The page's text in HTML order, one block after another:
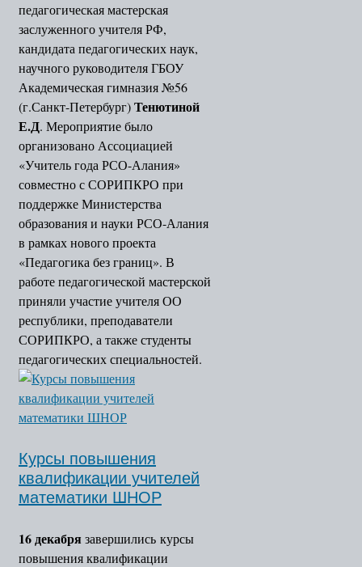
педагогическая мастерская
заслуженного учителя РФ,
кандидата педагогических наук,
научного руководителя ГБОУ
Академическая гимназия №56
(г.Санкт-Петербург)Тенютиной
Е.Д. Мероприятие было
организовано Ассоциацией
«Учитель года РСО-Алания»
совместно с СОРИПКРО при
поддержке Министерства
образования и науки РСО-Алания
в рамках нового проекта
«Педагогика без границ». В
работе педагогической мастерской
приняли участие учителя ОО
республики, преподаватели
СОРИПКРО, а также студенты
педагогических специальностей.
Курсы повышения
квалификации учителей
математики ШНОР
16 декабрязавершились курсы
повышения квалификации